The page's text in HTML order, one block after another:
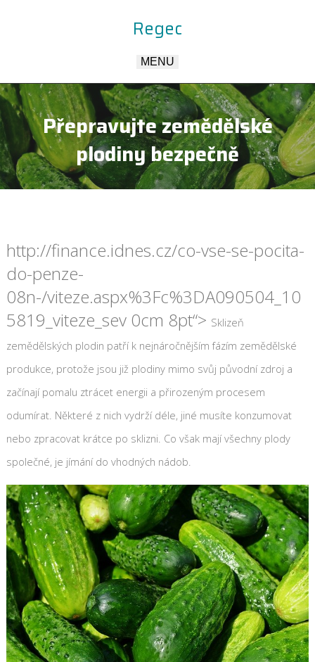
Regec
MENU
Přepravujte zemědělské
plodiny bezpečně
http://finance.idnes.cz/co-vse-se-pocita-
do-penze-
08n-/viteze.aspx%3Fc%3DA090504_10
5819_viteze_sev 0cm 8pt“> Sklizeň
zemědělských plodin patří k nejnáročnějším fázím zemědělské
produkce, protože jsou již plodiny mimo svůj původní zdroj a
začínají pomalu ztrácet energii a přirozeným procesem
odumírat. Některé z nich vydrží déle, jiné musíte konzumovat
nebo zpracovat krátce po sklizni. Co však mají všechny plody
společné, je jímání do vhodných nádob.